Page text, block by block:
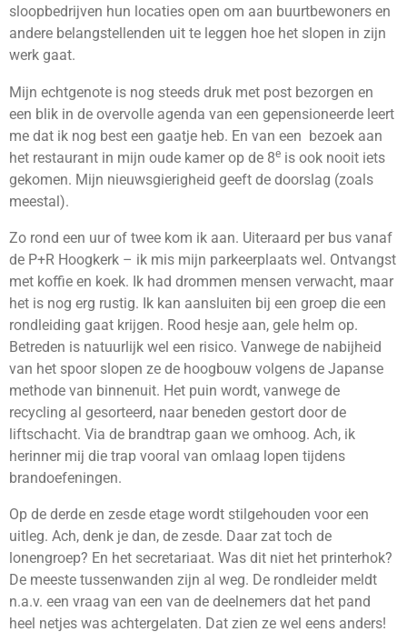
sloopbedrijven hun locaties open om aan buurtbewoners en
andere belangstellenden uit te leggen hoe het slopen in zijn
werk gaat.
Mijn echtgenote is nog steeds druk met post bezorgen en
een blik in de overvolle agenda van een gepensioneerde leert
me dat ik nog best een gaatje heb. En van een bezoek aan
het restaurant in mijn oude kamer op de 8e is ook nooit iets
gekomen. Mijn nieuwsgierigheid geeft de doorslag (zoals
meestal).
Zo rond een uur of twee kom ik aan. Uiteraard per bus vanaf
de P+R Hoogkerk – ik mis mijn parkeerplaats wel. Ontvangst
met koffie en koek. Ik had drommen mensen verwacht, maar
het is nog erg rustig. Ik kan aansluiten bij een groep die een
rondleiding gaat krijgen. Rood hesje aan, gele helm op.
Betreden is natuurlijk wel een risico. Vanwege de nabijheid
van het spoor slopen ze de hoogbouw volgens de Japanse
methode van binnenuit. Het puin wordt, vanwege de
recycling al gesorteerd, naar beneden gestort door de
liftschacht. Via de brandtrap gaan we omhoog. Ach, ik
herinner mij die trap vooral van omlaag lopen tijdens
brandoefeningen.
Op de derde en zesde etage wordt stilgehouden voor een
uitleg. Ach, denk je dan, de zesde. Daar zat toch de
lonengroep? En het secretariaat. Was dit niet het printerhok?
De meeste tussenwanden zijn al weg. De rondleider meldt
n.a.v. een vraag van een van de deelnemers dat het pand
heel netjes was achtergelaten. Dat zien ze wel eens anders!